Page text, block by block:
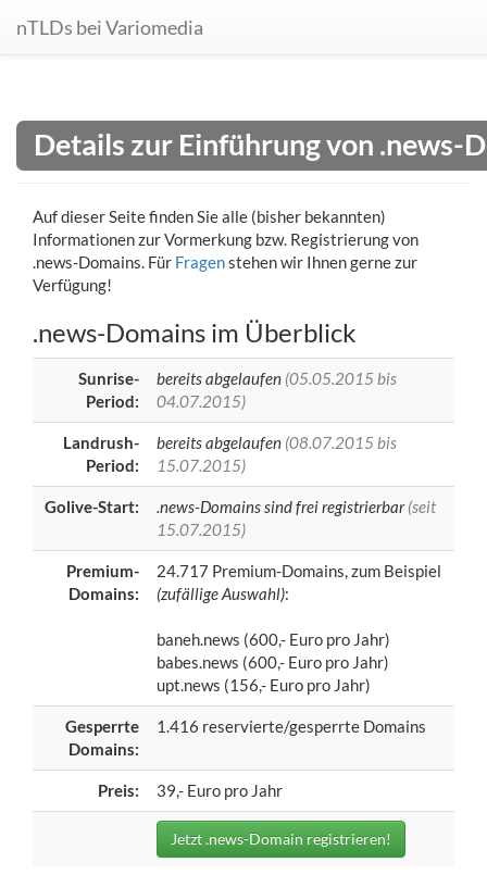
nTLDs bei Variomedia
Details zur Einführung von .news-
Auf dieser Seite finden Sie alle (bisher bekannten)
Informationen zur Vormerkung bzw. Registrierung von
.news-Domains. Für Fragenstehen wir Ihnen gerne zur
Verfügung!
.news-Domains im Überblick
Sunrise-
Period:
bereits abgelaufen (05.05.2015 bis
04.07.2015)
Landrush-
Period:
bereits abgelaufen (08.07.2015 bis
15.07.2015)
Golive-Start: .news-Domains sind frei registrierbar(seit
15.07.2015)
Premium-
Domains:
24.717 Premium-Domains, zum Beispiel
(zufällige Auswahl):
baneh.news (600,- Euro pro Jahr)
babes.news (600,- Euro pro Jahr)
upt.news (156,- Euro pro Jahr)
Gesperrte
Domains:
1.416 reservierte/gesperrte Domains
Preis: 39,- Euro pro Jahr
Jetzt .news-Domain registrieren!